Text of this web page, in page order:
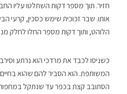
חזיר. תוך מספר דקות השתלטו עליו
אותו. שבר זכוכית שימש כסכין, קרעי
הלוהט, ותוך דקות מספר החלו לחלק
כשניסו לכבד את מרדכי הוא נרתע
המשותפת. הוא הסביר להם שהוא
הסתובב קצת בכפר עד שנתקל